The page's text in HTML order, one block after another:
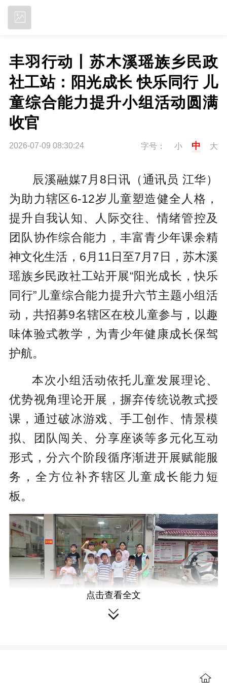
丰羽行动丨苏木溪瑶族乡民政
社工站：阳光成长 快乐同行 儿
童综合能力提升小组活动圆满
收官
2026-07-09 08:30:24 字号： 小 中 大
辰溪融媒7月8日讯（通讯员 江华）
为助力辖区6-12岁儿童塑造健全人格，
提升自我认知、人际交往、情绪管控及
团队协作综合能力，丰富青少年课余精
神文化生活，6月11日至7月7日，苏木溪
瑶族乡民政社工站开展“阳光成长，快乐
同行”儿童综合能力提升六节主题小组活
动，共招募9名辖区在校儿童参与，以趣
味体验式教学，为青少年健康成长保驾
护航。
本次小组活动依托儿童发展理论、
优势视角理论开展，摒弃传统说教式授
课，通过破冰游戏、手工创作、情景模
拟、团队闯关、分享座谈等多元化互动
形式，分六个阶段循序渐进开展赋能服
务，全方位补齐辖区儿童成长能力短
板。
温暖成团，共建小组契约。活动初期，
点击查看全文
